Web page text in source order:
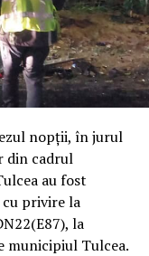
nopții, în jurul
din cadrul
au fost
privire la
la
municipiul Tulcea.